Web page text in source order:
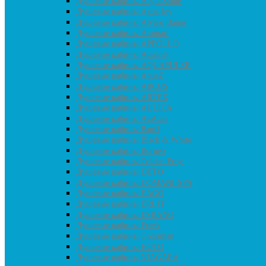
Душевые кабины Agua Joy
Душевые кабины Alvaro Banos
Душевые кабины Ammari
Душевые кабины APPOLLO
Душевые кабины Aquanet
Душевые кабины AQUAPULSE
Душевые кабины AquaZ
Душевые кабины ARCUS
Душевые кабины ARTEX
Душевые кабины AULICA
Душевые кабины AvaCan
Душевые кабины Banff
Душевые кабины Black & White
Душевые кабины Borneo
Душевые кабины Colden Frog
Душевые кабины DETO
Душевые кабины DOMANI-SPA
Душевые кабины EAGO
Душевые кабины ERLIT
Душевые кабины ESBANO
Душевые кабины Frank
Душевые кабины Grossman
Душевые кабины HOTO
Душевые кабины NIAGARA